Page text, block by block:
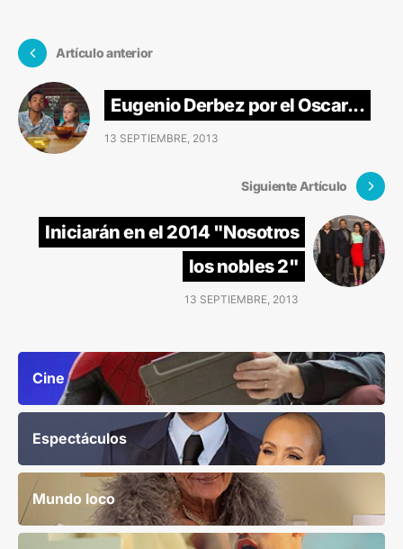
Artículo anterior
Eugenio Derbez por el Oscar...
13 SEPTIEMBRE, 2013
Siguiente Artículo
Iniciarán en el 2014 "Nosotros
los nobles 2"
13 SEPTIEMBRE, 2013
Cine
Espectáculos
Mundo loco